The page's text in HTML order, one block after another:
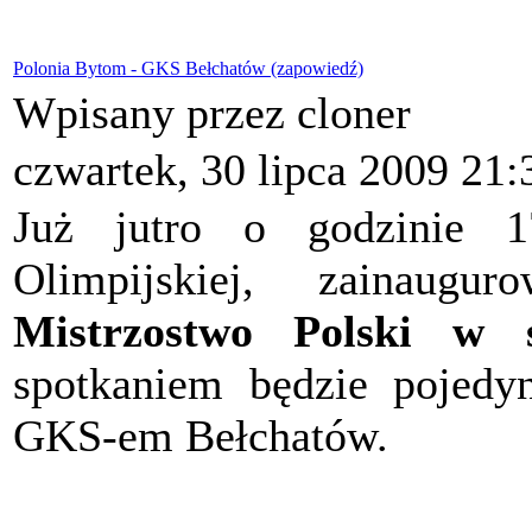
Polonia Bytom - GKS Bełchatów (zapowiedź)
Wpisany przez cloner
czwartek, 30 lipca 2009
Już jutro o godzinie
Olimpijskiej,
Mistrzostwo Polski w
spotkaniem będzie
GKS-em Bełchatów.